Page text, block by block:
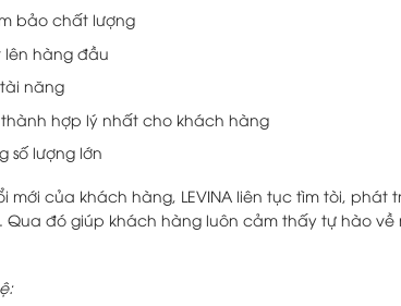
bảo chất lượng
hàng đầu
năng
hợp lý nhất cho khách hàng
số lượng lớn
của khách hàng, LEVINA liên tục tìm tòi, phát
Qua đó giúp khách hàng luôn cảm thấy tự hào